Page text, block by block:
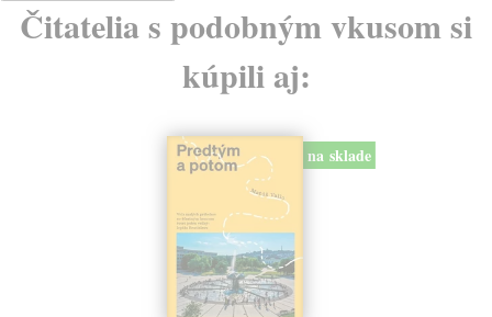
Čitatelia s podobným vkusom si
kúpili aj: